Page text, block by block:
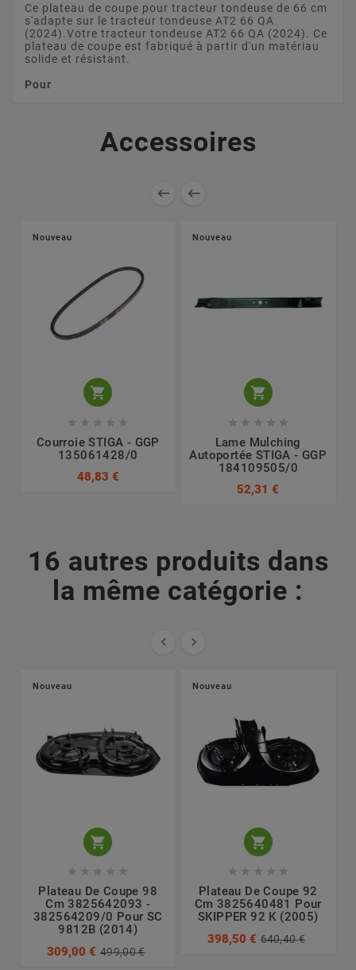
Ce plateau de coupe pour tracteur tondeuse de 66 cm
s'adapte sur le tracteur tondeuse AT2 66 QA
(2024).Votre tracteur tondeuse AT2 66 QA (2024). Ce
plateau de coupe est fabriqué à partir d'un matériau
solide et résistant.
Pour
Accessoires
 
Nouveau

    
Courroie STIGA - GGP
135061428/0
48,83 €
Nouveau

    
Lame Mulching
Autoportée STIGA - GGP
184109505/0
52,31 €
16 autres produits dans
la même catégorie :
 
Nouveau

    
Plateau De Coupe 98
Cm 3825642093 -
382564209/0 Pour SC
9812B (2014)
309,00 € 499,00 €
Nouveau

    
Plateau De Coupe 92
Cm 3825640481 Pour
SKIPPER 92 K (2005)
398,50 € 640,40 €